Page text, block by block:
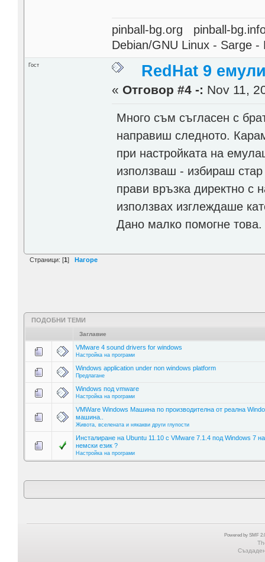
pinball-bg.org pinball-
Debian/GNU Linux - Sarge
Гост RedHat 9
« Отговор #4 -: Nov 11,
Много съм съгласен с
направиш следното.
при настройката на
използваш - избираш
прави връзка директно с
използвах изглеждаше
Дано малко помогне това.
Страници: [1 ] Нагоре
ПОДОБНИ ТЕМИ
Заглавие
VMware 4 sound drivers for windows
Настройка на програми
Windows application under non windows platform
Предлагане
Windows под vmware
Настройка на програми
VMWare Windows Машина по производителна от реална
машина..
Живота, вселената и някакви други глупости
Инсталиране на Ubuntu 11.10 с VMware 7.1.4 под Windows 7 на
немски език ?
Настройка на програми
Powered by SMF